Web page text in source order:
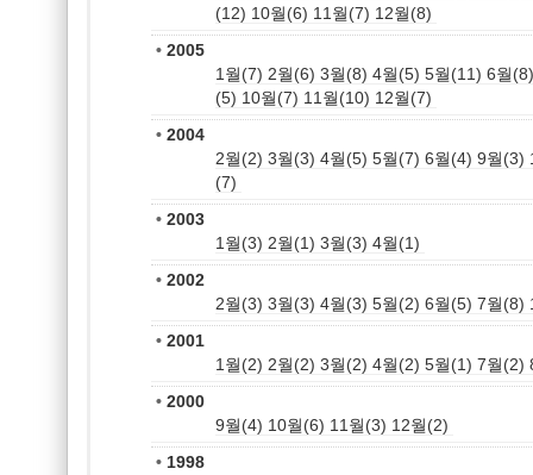
(12) 10월(6) 11월(7) 12월(8)
• 2005
1월(7) 2월(6) 3월(8) 4월(5) 5월(11) 6월(8)
(5) 10월(7) 11월(10) 12월(7)
• 2004
2월(2) 3월(3) 4월(5) 5월(7) 6월(4) 9월(3)
(7)
• 2003
1월(3) 2월(1) 3월(3) 4월(1)
• 2002
2월(3) 3월(3) 4월(3) 5월(2) 6월(5) 7월(8)
• 2001
1월(2) 2월(2) 3월(2) 4월(2) 5월(1) 7월(2)
• 2000
9월(4) 10월(6) 11월(3) 12월(2)
• 1998